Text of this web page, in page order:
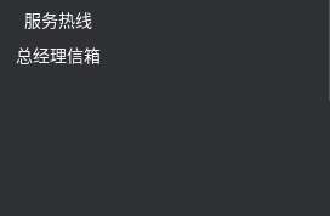
服务热线
总经理信箱